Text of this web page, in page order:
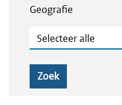
Geografie
Geografie
Zoek